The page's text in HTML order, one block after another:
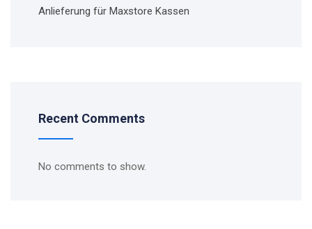
Anlieferung für Maxstore Kassen
Recent Comments
No comments to show.